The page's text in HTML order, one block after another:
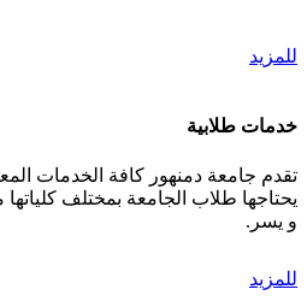
للمزيد
خدمات طلابية
تقدم جامعة دمنهور كافة الخدمات
يحتاجها طلاب الجامعة بمختلف
و يسر.
للمزيد